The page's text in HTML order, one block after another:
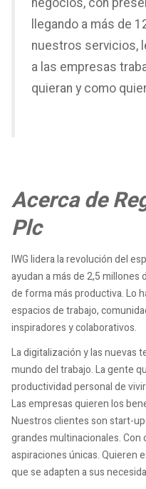
llegando a más de
nuestros servicios,
a las empresas
quieran y como
Acerca de
Plc
IWG lidera la revolución del
ayudan a más de 2,5 millones
de forma más productiva. Lo
espacios de trabajo,
inspiradores y colaborativos.
La digitalización y las nuevas
mundo del trabajo. La gente
productividad personal de
Las empresas quieren los
Nuestros clientes son start-
grandes multinacionales.
aspiraciones únicas. Quieren
que se adapten a sus